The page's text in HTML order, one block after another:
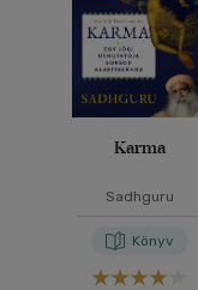
Karma
Sadhguru
Könyv